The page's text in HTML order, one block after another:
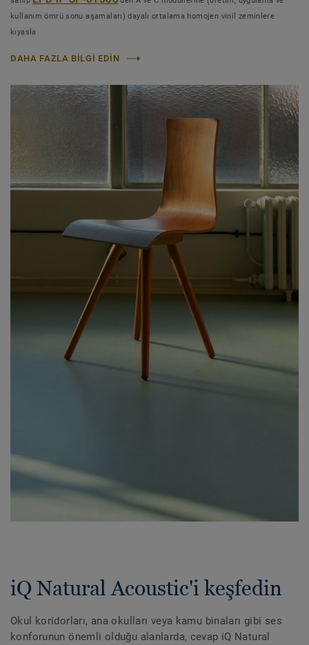
kullanım ömrü sonu aşamaları) dayalı ortalama homojen vinil zeminlere
kıyasla
DAHA FAZLA BILGI EDIN
iQ Natural Acoustic'i keşfedin
Okul koridorları, ana okulları veya kamu binaları gibi ses
konforunun önemli olduğu alanlarda, cevap iQ Natural